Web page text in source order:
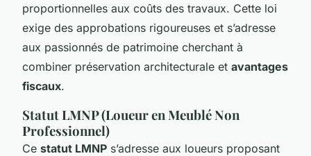
proportionnelles aux coûts des travaux. Cette loi
exige des approbations rigoureuses et s’adresse
aux passionnés de patrimoine cherchant à
combiner préservation architecturale et avantages
fiscaux.
Statut LMNP (Loueur en Meublé Non
Professionnel)
Ce statut LMNP s’adresse aux loueurs proposant